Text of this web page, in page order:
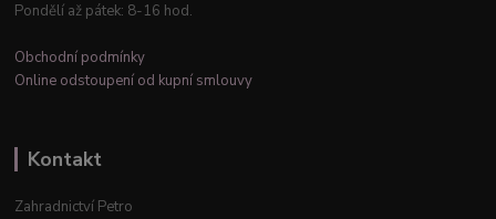
Pondělí až pátek: 8-16 hod.
Obchodní podmínky
Online odstoupení od kupní smlouvy
Kontakt
Zahradnictví Petro